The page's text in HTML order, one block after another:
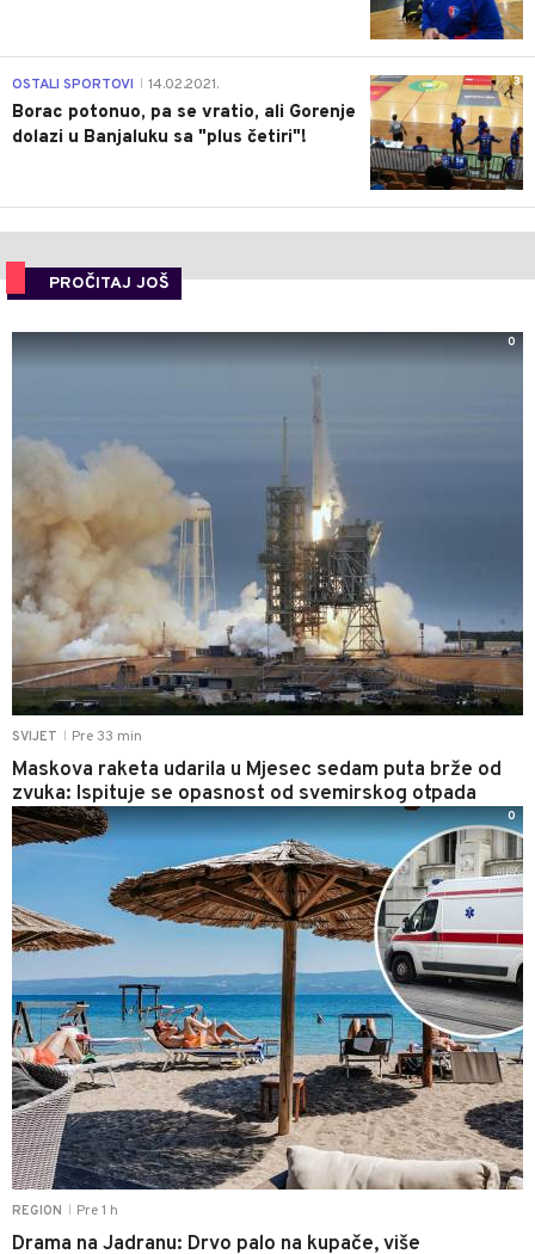
3
OSTALI SPORTOVI 14.02.2021.
Borac potonuo, pa se vratio, ali Gorenje
dolazi u Banjaluku sa "plus četiri"!
PROČITAJ JOŠ
SVIJET Pre 33 min
Maskova raketa udarila u Mjesec sedam puta brže od
zvuka: Ispituje se opasnost od svemirskog otpada
0
REGION Pre 1 h
Drama na Jadranu: Drvo palo na kupače, više
0